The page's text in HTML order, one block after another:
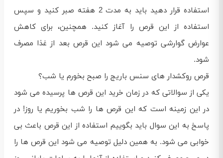
استفاده قرار دهید باید به مدت 2 هفته صبر کنید و سپس
استفاده از این قرص را آغاز کنید. همچنین، برای کاهش
عوارض گوارشی توصیه می شود این قرص بعد از غذا مصرف
شود.
قرص روکشدار های سنس باریج را صبح بخورم یا شب؟
یکی از سوالاتی که در زمان خرید این قرص ها پرسیده می شود
در این زمینه است که این قرص ها را شب بخوریم یا روز! در
پاسخ به این سوال باید بگوییم استفاده از این قرص باعث بی
خوابی می شود. به همین دلیل توصیه می شود این قرص ها را